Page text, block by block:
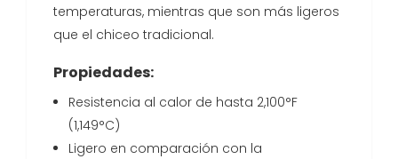
temperaturas, mientras que son más ligeros
que el chiceo tradicional.
Propiedades:
Resistencia al calor de hasta 2,100°F
(1,149°C)
Ligero en comparación con la